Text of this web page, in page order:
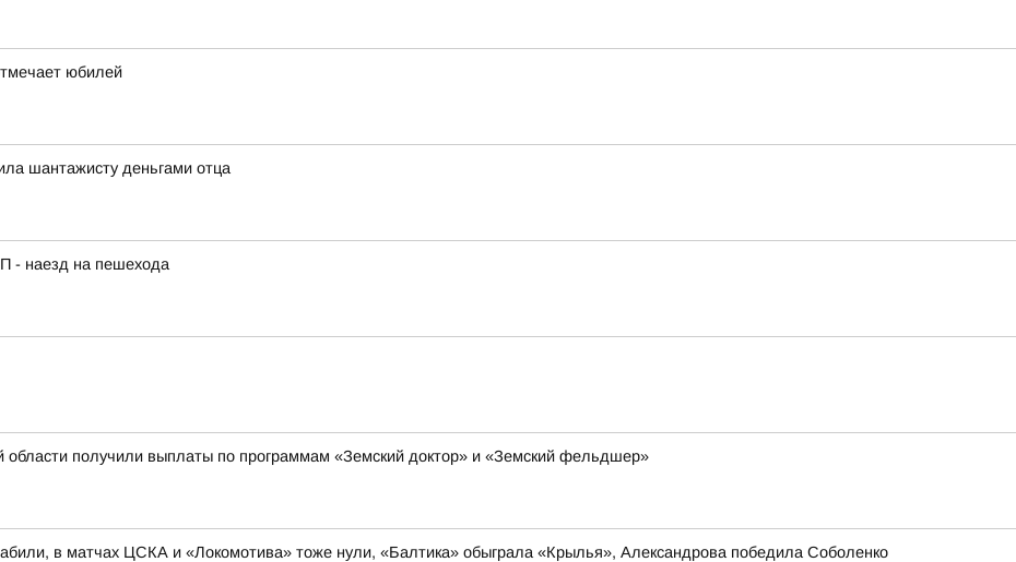
юбилей
шантажисту деньгами отца
- наезд на пешехода
области получили выплаты по программам «Земский доктор» и «Земский фельдшер»
в матчах ЦСКА и «Локомотива» тоже нули, «Балтика» обыграла «Крылья», Александрова победила Соболенко